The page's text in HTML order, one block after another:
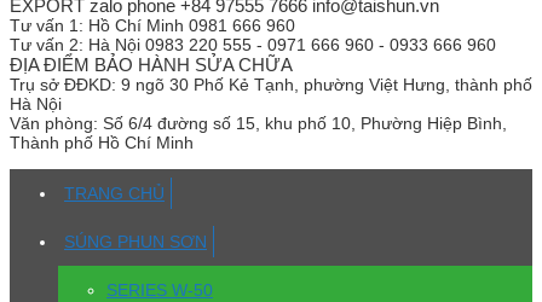
EXPORT zalo phone +84 97555 7666 info@taishun.vn
Tư vấn 1: Hồ Chí Minh 0981 666 960
Tư vấn 2: Hà Nội 0983 220 555 - 0971 666 960 - 0933 666 960
ĐỊA ĐIỂM BẢO HÀNH SỬA CHỮA
Trụ sở ĐĐKD: 9 ngõ 30 Phố Kẻ Tạnh, phường Việt Hưng, thành phố
Hà Nội
Văn phòng: Số 6/4 đường số 15, khu phố 10, Phường Hiệp Bình,
Thành phố Hồ Chí Minh
TRANG CHỦ
SÚNG PHUN SƠN
SERIES W-50